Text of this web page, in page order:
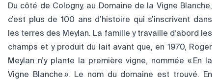
Du côté de Cologny, au Domaine de la Vigne Blanche,
c’est plus de 100 ans d’histoire qui s’inscrivent dans
les terres des Meylan. La famille y travaille d’abord les
champs et y produit du lait avant que, en 1970, Roger
Meylan n’y plante la première vigne, nommée « En la
Vigne Blanche ». Le nom du domaine est trouvé. En